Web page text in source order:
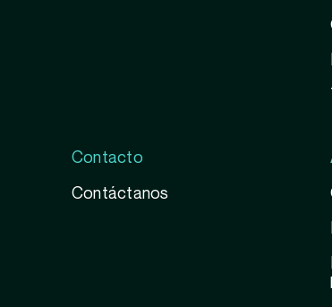
Contacto
Contáctanos